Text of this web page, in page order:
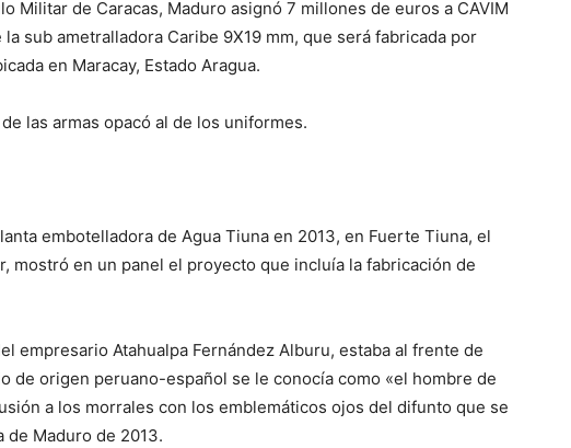
Militar de Caracas, Maduro asignó 7 millones de euros a CAVIM
sub ametralladora Caribe 9X19 mm, que será fabricada por
en Maracay, Estado Aragua.
las armas opacó al de los uniformes.
embotelladora de Agua Tiuna en 2013, en Fuerte Tiuna, el
mostró en un panel el proyecto que incluía la fabricación de
empresario Atahualpa Fernández Alburu, estaba al frente de
de origen peruano-español se le conocía como «el hombre de
a los morrales con los emblemáticos ojos del difunto que se
de Maduro de 2013.